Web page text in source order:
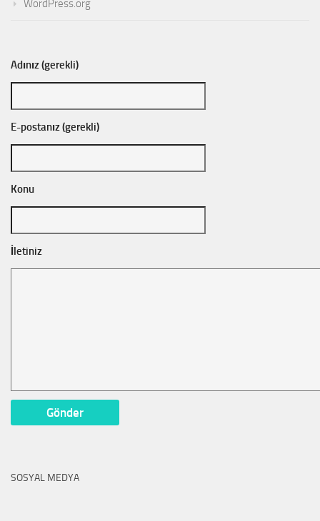
WordPress.org
Adınız (gerekli)
E-postanız (gerekli)
Konu
İletiniz
SOSYAL MEDYA